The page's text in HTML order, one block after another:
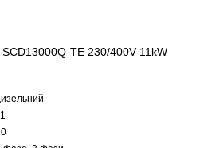
TE 230/400V 11kW